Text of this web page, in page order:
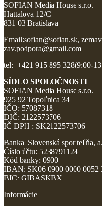
SOFIAN Media House s.r.o.
Hattalova 12/C
831 03 Bratislava
Email:sofian@sofian.sk,
zav.podpora@gmail.com
tel: +421 915 895 328(9:00-
SÍDLO SPOLOČNOSTI
SOFIAN Media House s.r.o.
925 92 Topoľnica 34
IČO: 57087318
DIČ: 2122573706
IČ DPH : SK2122573706
Banka: Slovenská sporiteľňa,
Číslo účtu: 5238791124
Kód banky: 0900
IBAN: SK06 0900 0000 0052
BIC: GIBASKBX
Informácie